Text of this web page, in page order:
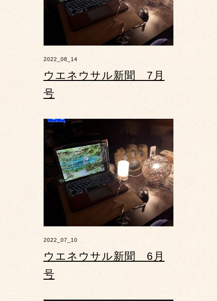
2022_08_14
ウエネウサル新聞 7月
号
2022_07_10
ウエネウサル新聞 6月
号